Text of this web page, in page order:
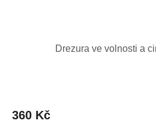
Drezura ve volnosti a
360 Kč